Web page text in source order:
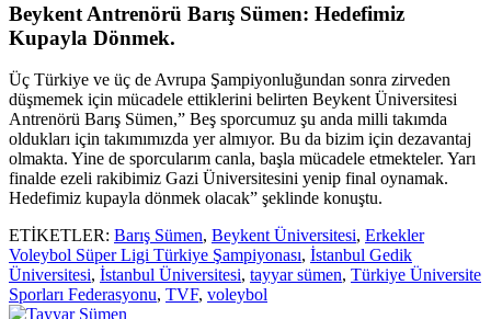
Beykent Antrenörü Barış Sümen: Hedefimiz
Kupayla Dönmek.
Üç Türkiye ve üç de Avrupa Şampiyonluğundan sonra zirveden
düşmemek için mücadele ettiklerini belirten Beykent Üniversitesi
Antrenörü Barış Sümen,” Beş sporcumuz şu anda milli takımda
oldukları için takımımızda yer almıyor. Bu da bizim için dezavantaj
olmakta. Yine de sporcularım canla, başla mücadele etmekteler. Yarı
finalde ezeli rakibimiz Gazi Üniversitesini yenip final oynamak.
Hedefimiz kupayla dönmek olacak” şeklinde konuştu.
ETİKETLER: Barış Sümen, Beykent Üniversitesi, Erkekler
Voleybol Süper Ligi Türkiye Şampiyonası, İstanbul Gedik
Üniversitesi, İstanbul Üniversitesi, tayyar sümen, Türkiye Üniversite
Sporları Federasyonu, TVF, voleybol